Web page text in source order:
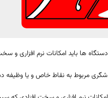
ها باید امکانات نرم افزاری
مربوط به نقاط خاص و یا